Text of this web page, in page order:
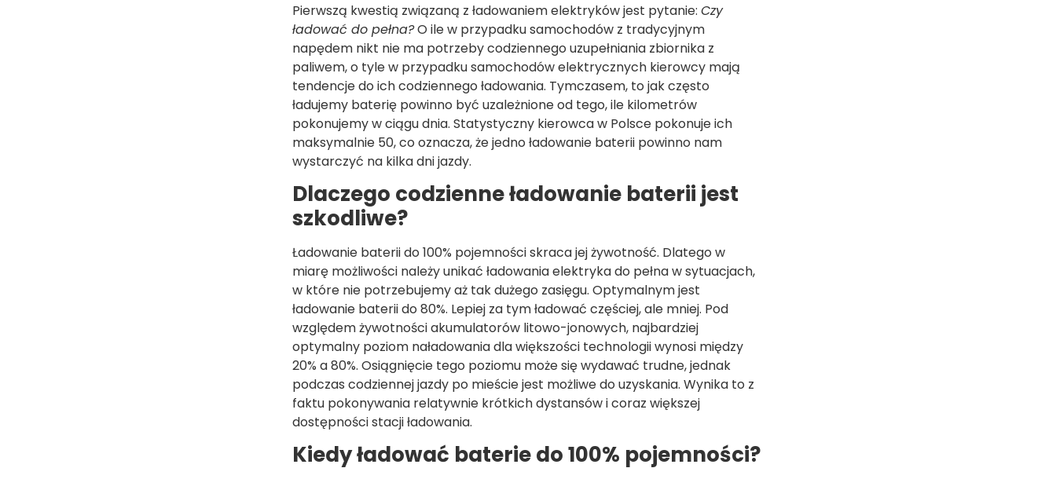
Pierwszą kwestią związaną z ładowaniem elektryków jest pytanie: Czy
ładować do pełna?O ile w przypadku samochodów z tradycyjnym
napędem nikt nie ma potrzeby codziennego uzupełniania zbiornika z
paliwem, o tyle w przypadku samochodów elektrycznych kierowcy mają
tendencje do ich codziennego ładowania. Tymczasem, to jak często
ładujemy baterię powinno być uzależnione od tego, ile kilometrów
pokonujemy w ciągu dnia. Statystyczny kierowca w Polsce pokonuje ich
maksymalnie 50, co oznacza, że jedno ładowanie baterii powinno nam
wystarczyć na kilka dni jazdy.
Dlaczego codzienne ładowanie baterii jest
szkodliwe?
Ładowanie baterii do 100% pojemności skraca jej żywotność. Dlatego w
miarę możliwości należy unikać ładowania elektryka do pełna w sytuacjach,
w które nie potrzebujemy aż tak dużego zasięgu. Optymalnym jest
ładowanie baterii do 80%. Lepiej za tym ładować częściej, ale mniej. Pod
względem żywotności akumulatorów litowo-jonowych, najbardziej
optymalny poziom naładowania dla większości technologii wynosi między
20% a 80%. Osiągnięcie tego poziomu może się wydawać trudne, jednak
podczas codziennej jazdy po mieście jest możliwe do uzyskania. Wynika to z
faktu pokonywania relatywnie krótkich dystansów i coraz większej
dostępności stacji ładowania.
Kiedy ładować baterie do 100% pojemności?